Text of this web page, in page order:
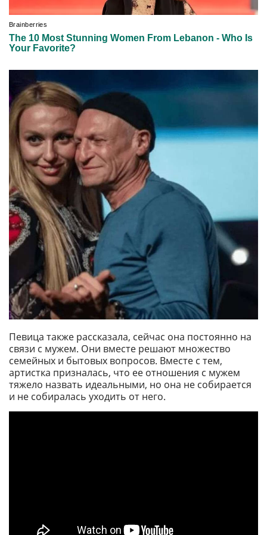
Певица также рассказала, сейчас она постоянно на
связи с мужем. Они вместе решают множество
семейных и бытовых вопросов. Вместе с тем,
артистка призналась, что ее отношения с мужем
тяжело назвать идеальными, но она не собирается
и не собиралась уходить от него.